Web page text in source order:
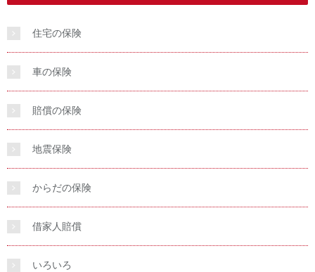
住宅の保険
車の保険
賠償の保険
地震保険
からだの保険
借家人賠償
いろいろ